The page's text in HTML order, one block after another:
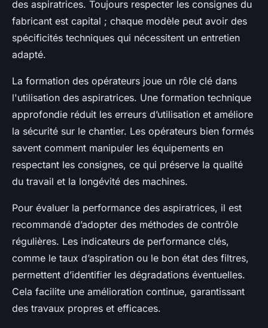
des aspiratrices. Toujours respecter les consignes du
fabricant est capital ; chaque modèle peut avoir des
spécificités techniques qui nécessitent un entretien
adapté.
La formation des opérateurs joue un rôle clé dans
l'utilisation des aspiratrices. Une formation technique
approfondie réduit les erreurs d’utilisation et améliore
la sécurité sur le chantier. Les opérateurs bien formés
savent comment manipuler les équipements en
respectant les consignes, ce qui préserve la qualité
du travail et la longévité des machines.
Pour évaluer la performance des aspiratrices, il est
recommandé d’adopter des méthodes de contrôle
régulières. Les indicateurs de performance clés,
comme le taux d’aspiration ou le bon état des filtres,
permettent d’identifier les dégradations éventuelles.
Cela facilite une amélioration continue, garantissant
des travaux propres et efficaces.